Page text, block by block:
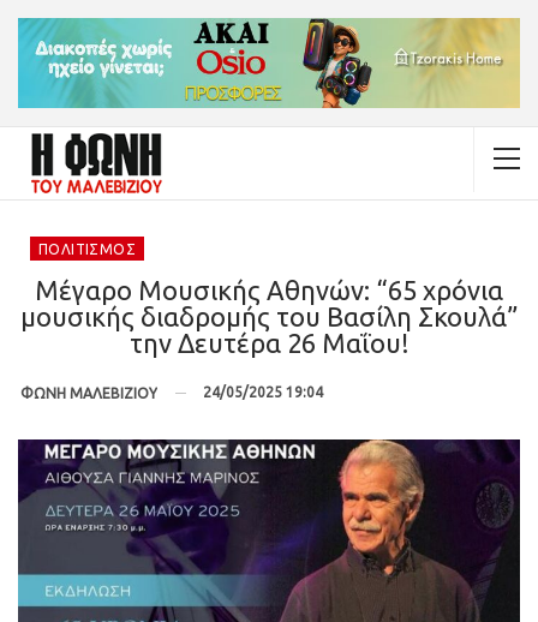
ΠΟΛΙΤΙΣΜΌΣ
Μέγαρο Μουσικής Αθηνών: “65 χρόνια
μουσικής διαδρομής του Βασίλη Σκουλά”
την Δευτέρα 26 Μαΐου!
ΦΩΝΗ ΜΑΛΕΒΙΖΙΟΥ 24/05/2025 19:04